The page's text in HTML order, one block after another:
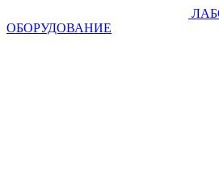
ОБОРУДОВАНИЕ